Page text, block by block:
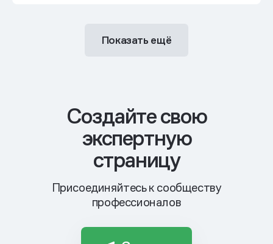
Показать ещё
Cоздайте свою
экспертную
страницу
Присоединяйтесь к сообществу
профессионалов